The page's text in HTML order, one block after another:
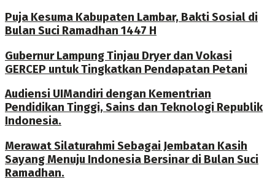
Puja Kesuma Kabupaten Lambar, Bakti Sosial di
Bulan Suci Ramadhan 1447 H
Gubernur Lampung Tinjau Dryer dan Vokasi
GERCEP untuk Tingkatkan Pendapatan Petani
Audiensi UIMandiri dengan Kementrian
Pendidikan Tinggi, Sains dan Teknologi Republik
Indonesia.
Merawat Silaturahmi Sebagai Jembatan Kasih
Sayang Menuju Indonesia Bersinar di Bulan Suci
Ramadhan.